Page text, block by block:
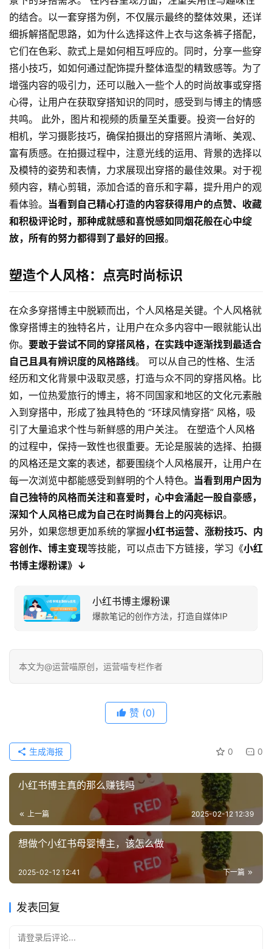
的结合。以一套穿搭为例，不仅展示最终的整体效果，还详
细拆解搭配思路，如为什么选择这件上衣与这条裤子搭配，
它们在色彩、款式上是如何相互呼应的。同时，分享一些穿
搭小技巧，如如何通过配饰提升整体造型的精致感等。为了
增强内容的吸引力，还可以融入一些个人的时尚故事或穿搭
心得，让用户在获取穿搭知识的同时，感受到与博主的情感
共鸣。 此外，图片和视频的质量至关重要。投资一台好的
相机，学习摄影技巧，确保拍摄出的穿搭照片清晰、美观、
富有质感。在拍摄过程中，注意光线的运用、背景的选择以
及模特的姿势和表情，力求展现出穿搭的最佳效果。对于视
频内容，精心剪辑，添加合适的音乐和字幕，提升用户的观
看体验。 当看到自己精心打造的内容获得用户的点赞、收藏
和积极评论时，那种成就感和喜悦感如同烟花般在心中绽
放，所有的努力都得到了最好的回报。
塑造个人风格：点亮时尚标识
在众多穿搭博主中脱颖而出，个人风格是关键。个人风格就
像穿搭博主的独特名片，让用户在众多内容中一眼就能认出
你。 要敢于尝试不同的穿搭风格，在实践中逐渐找到最适合
自己且具有辨识度的风格路线。 可以从自己的性格、生活
经历和文化背景中汲取灵感，打造与众不同的穿搭风格。比
如，一位热爱旅行的博主，将不同国家和地区的文化元素融
入到穿搭中，形成了独具特色的 “环球风情穿搭” 风格，吸
引了大量追求个性与新鲜感的用户关注。 在塑造个人风格
的过程中，保持一致性也很重要。无论是服装的选择、拍摄
的风格还是文案的表述，都要围绕个人风格展开，让用户在
每一次浏览中都能感受到鲜明的个人特色。 当看到用户因为
自己独特的风格而关注和喜爱时，心中会涌起一股自豪感，
深知个人风格已成为自己在时尚舞台上的闪亮标识。
另外，如果您想更加系统的掌握小红书运营、涨粉技巧、内
容创作、博主变现等技能，可以点击下方链接，学习《小红
书博主爆粉课》↓
小红书博主爆粉课
爆款笔记的创作方法，打造自媒体IP
本文为@运营喵原创，运营喵专栏作者
赞 (0)
0 0
生成海报
小红书博主真的那么赚钱吗
上一篇 2025-02-12 12:39
想做个小红书母婴博主，该怎么做
下一篇
2025-02-12 12:41
发表回复
请登录后评论...